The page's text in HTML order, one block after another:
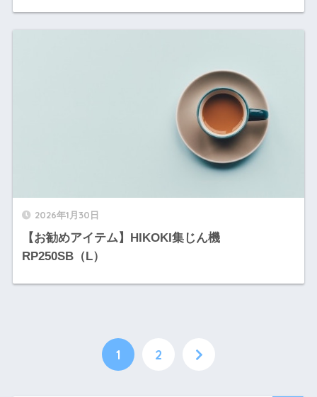
2026年1月30日
【お勧めアイテム】HIKOKI集じん機
RP250SB（L）
1 2